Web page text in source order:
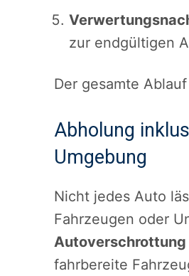
zur endgültigen
Der gesamte
Abholung
Umgebung
Nicht jedes Auto
Fahrzeugen oder
Autoverschrottung
fahrbereite